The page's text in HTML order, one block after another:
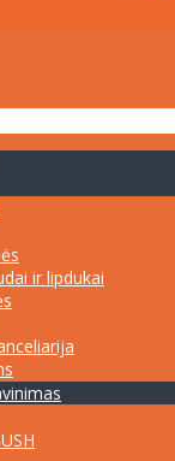
ir lipdukai